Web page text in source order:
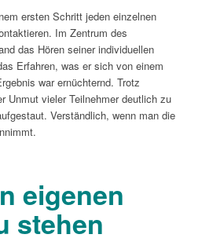
ersten Schritt jeden einzelnen
Im Zentrum des
das Hören seiner individuellen
Erfahren, was er sich von einem
war ernüchternd. Trotz
Unmut vieler Teilnehmer deutlich zu
Verständlich, wenn man die
eigenen
stehen